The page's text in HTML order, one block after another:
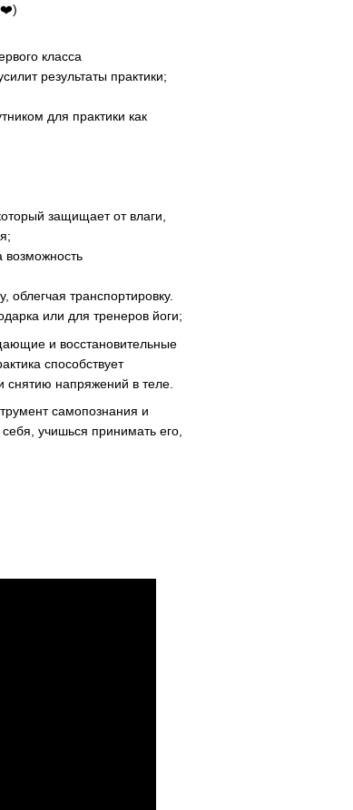
❤️)
класса
результаты практики;
для практики как
защищает от влаги,
возможность
облегчая транспортировку.
или для тренеров йоги;
и восстановительные
способствует
напряжений в теле.
самопознания и
учишься принимать его,